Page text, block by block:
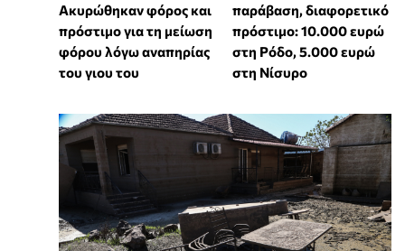
Ακυρώθηκαν φόρος και
πρόστιμο για τη μείωση
φόρου λόγω αναπηρίας
του γιου του
παράβαση, διαφορετικό
πρόστιμο: 10.000 ευρώ
στη Ρόδο, 5.000 ευρώ
στη Νίσυρο